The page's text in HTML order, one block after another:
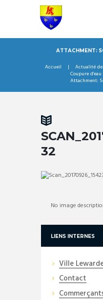
ATTACHMENT:
Accueil Actualité
Coupure
Attachment:
32
No image
LIENS INTERNES
Ville
Contact